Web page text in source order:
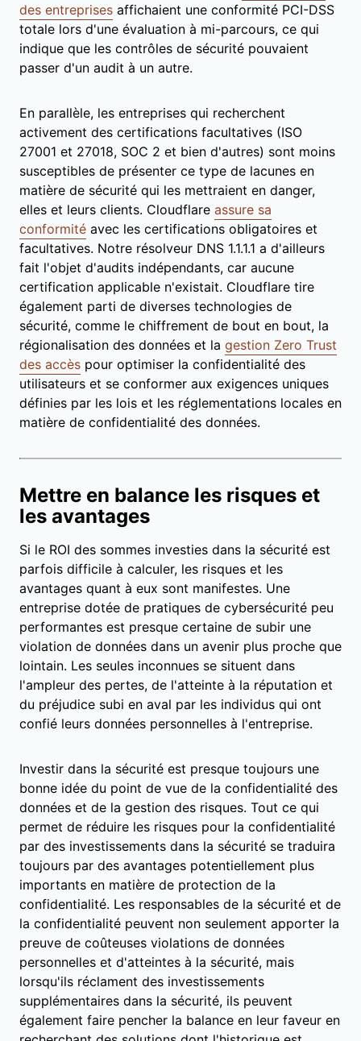
des entreprises affichaient une conformité PCI-DSS
totale lors d'une évaluation à mi-parcours, ce qui
indique que les contrôles de sécurité pouvaient
passer d'un audit à un autre.
En parallèle, les entreprises qui recherchent
activement des certifications facultatives (ISO
27001 et 27018, SOC 2 et bien d'autres) sont moins
susceptibles de présenter ce type de lacunes en
matière de sécurité qui les mettraient en danger,
elles et leurs clients. Cloudflare assure sa
conformité avec les certifications obligatoires et
facultatives. Notre résolveur DNS 1.1.1.1 a d'ailleurs
fait l'objet d'audits indépendants, car aucune
certification applicable n'existait. Cloudflare tire
également parti de diverses technologies de
sécurité, comme le chiffrement de bout en bout, la
régionalisation des données et la gestion Zero Trust
des accès pour optimiser la confidentialité des
utilisateurs et se conformer aux exigences uniques
définies par les lois et les réglementations locales en
matière de confidentialité des données.
Mettre en balance les risques et
les avantages
Si le ROI des sommes investies dans la sécurité est
parfois difficile à calculer, les risques et les
avantages quant à eux sont manifestes. Une
entreprise dotée de pratiques de cybersécurité peu
performantes est presque certaine de subir une
violation de données dans un avenir plus proche que
lointain. Les seules inconnues se situent dans
l'ampleur des pertes, de l'atteinte à la réputation et
du préjudice subi en aval par les individus qui ont
confié leurs données personnelles à l'entreprise.
Investir dans la sécurité est presque toujours une
bonne idée du point de vue de la confidentialité des
données et de la gestion des risques. Tout ce qui
permet de réduire les risques pour la confidentialité
par des investissements dans la sécurité se traduira
toujours par des avantages potentiellement plus
importants en matière de protection de la
confidentialité. Les responsables de la sécurité et de
la confidentialité peuvent non seulement apporter la
preuve de coûteuses violations de données
personnelles et d'atteintes à la sécurité, mais
lorsqu'ils réclament des investissements
supplémentaires dans la sécurité, ils peuvent
également faire pencher la balance en leur faveur en